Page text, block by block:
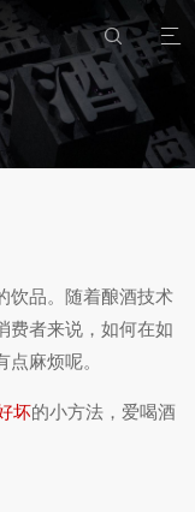


饮品。随着酿酒技术
费者来说，如何在如
麻烦呢。
坏的小方法，爱喝酒